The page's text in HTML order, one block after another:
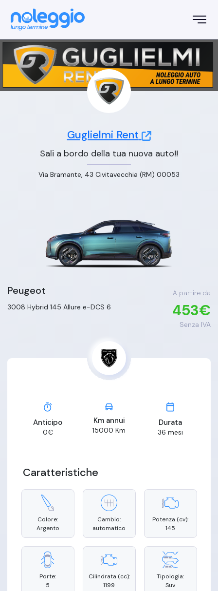
Guglielmi Rent
Sali a bordo della tua nuova auto!!
Via Bramante, 43 Civitavecchia (RM) 00053
Peugeot
A partire da
3008 Hybrid 145 Allure e-DCS 6 453€
Senza IVA
Anticipo
0€
Km annui
15000 Km
Durata
36 mesi
Caratteristiche
Colore:
Argento
Cambio:
automatico
Potenza (cv):
145
Porte:
5
Cilindrata (cc):
1199
Tipologia:
Suv